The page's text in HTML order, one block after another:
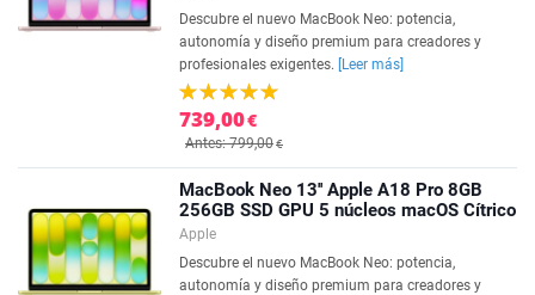
Descubre el nuevo MacBook Neo: potencia,
autonomía y diseño premium para creadores y
profesionales exigentes.
[Leer más]
739,00€
Antes: 799,00€
MacBook Neo 13'' Apple A18 Pro 8GB
256GB SSD GPU 5 núcleos macOS Cítrico
Apple
Descubre el nuevo MacBook Neo: potencia,
autonomía y diseño premium para creadores y